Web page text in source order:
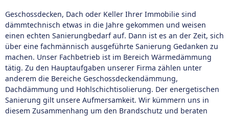
Geschossdecken, Dach oder Keller Ihrer Immobilie sind
dämmtechnisch etwas in die Jahre gekommen und weisen
einen echten Sanierungbedarf auf. Dann ist es an der Zeit, sich
über eine fachmännisch ausgeführte Sanierung Gedanken zu
machen. Unser Fachbetrieb ist im Bereich Wärmedämmung
tätig. Zu den Hauptaufgaben unserer Firma zählen unter
anderem die Bereiche Geschossdeckendämmung,
Dachdämmung und Hohlschichtisolierung. Der energetischen
Sanierung gilt unsere Aufmersamkeit. Wir kümmern uns in
diesem Zusammenhang um den Brandschutz und beraten